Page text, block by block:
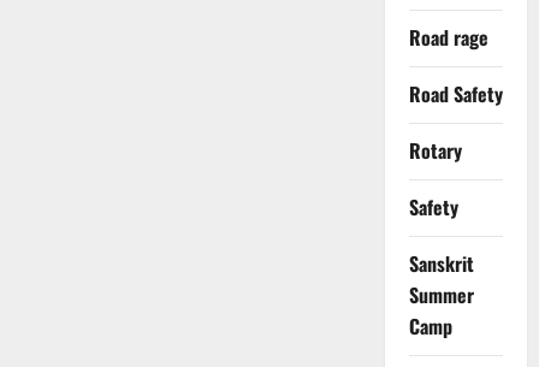
Road rage
Road Safety
Rotary
Safety
Sanskrit
Summer
Camp